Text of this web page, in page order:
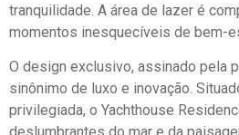
tranquilidade. A área de lazer é
momentos inesquecíveis de bem-
O design exclusivo, assinado pela
sinônimo de luxo e inovação.
privilegiada, o Yachthouse